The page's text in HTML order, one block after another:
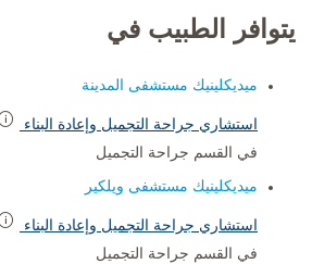
يتوافر الطبيب في
ميديكلينيك مستشفى المدينة
استشاري جراحة التجميل وإعادة البناء
في القسم جراحة التجميل
ميديكلينيك مستشفى ويلكير
استشاري جراحة التجميل وإعادة البناء
في القسم جراحة التجميل